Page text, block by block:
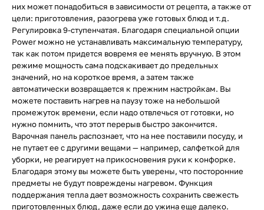
них может понадобиться в зависимости от рецепта, а также от
цели: приготовления, разогрева уже готовых блюд и т.д.
Регулировка 9-ступенчатая. Благодаря специальной опции
Power можно не устанавливать максимальную температуру,
так как потом придется вовремя ее менять вручную. В этом
режиме мощность сама подскакивает до предельных
значений, но на короткое время, а затем также
автоматически возвращается к прежним настройкам. Вы
можете поставить нагрев на паузу тоже на небольшой
промежуток времени, если надо отвлечься от готовки, но
нужно помнить, что этот перерыв быстро закончится.
Варочная панель распознает, что на нее поставили посуду, и
не путает ее с другими вещами — например, салфеткой для
уборки, не реагирует на прикосновения руки к конфорке.
Благодаря этому вы можете быть уверены, что посторонние
предметы не будут повреждены нагревом. Функция
поддержания тепла дает возможность сохранить свежесть
приготовленных блюд, даже если до ужина еще далеко.